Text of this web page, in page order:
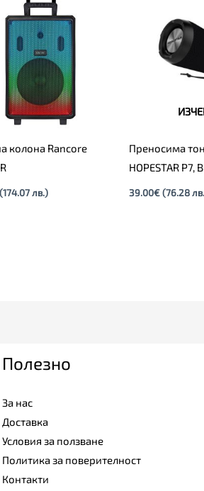
колона Rancore
(174.07 лв.)
Преносима
HOPESTAR P7,
39.00€(76.28
Полезно
За нас
Доставка
Условия за ползване
Политика за поверителност
Контакти